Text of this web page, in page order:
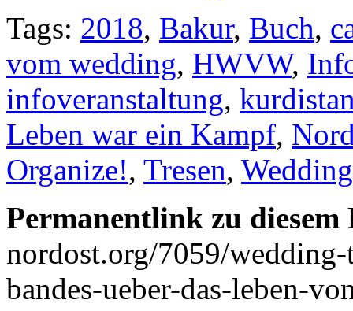
Tags: 2018, Bakur, Buch,
vom wedding, HWVW,
infoveranstaltung,
Leben war ein Kampf,
Organize!, Tresen, Wedding
Permanentlink zu
nordost.org/7059/
bandes-ueber-das-leben-